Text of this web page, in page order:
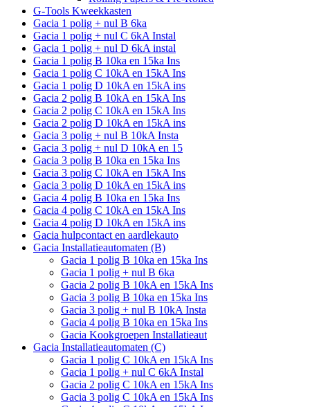
G-Tools Kweekkasten
Gacia 1 polig + nul B 6ka
Gacia 1 polig + nul C 6kA Instal
Gacia 1 polig + nul D 6kA instal
Gacia 1 polig B 10ka en 15ka Ins
Gacia 1 polig C 10kA en 15kA Ins
Gacia 1 polig D 10kA en 15kA ins
Gacia 2 polig B 10kA en 15kA Ins
Gacia 2 polig C 10kA en 15kA Ins
Gacia 2 polig D 10kA en 15kA ins
Gacia 3 polig + nul B 10kA Insta
Gacia 3 polig + nul D 10kA en 15
Gacia 3 polig B 10ka en 15ka Ins
Gacia 3 polig C 10kA en 15kA Ins
Gacia 3 polig D 10kA en 15kA ins
Gacia 4 polig B 10ka en 15ka Ins
Gacia 4 polig C 10kA en 15kA Ins
Gacia 4 polig D 10kA en 15kA ins
Gacia hulpcontact en aardlekauto
Gacia Installatieautomaten (B)
Gacia 1 polig B 10ka en 15ka Ins
Gacia 1 polig + nul B 6ka
Gacia 2 polig B 10kA en 15kA Ins
Gacia 3 polig B 10ka en 15ka Ins
Gacia 3 polig + nul B 10kA Insta
Gacia 4 polig B 10ka en 15ka Ins
Gacia Kookgroepen Installatieaut
Gacia Installatieautomaten (C)
Gacia 1 polig C 10kA en 15kA Ins
Gacia 1 polig + nul C 6kA Instal
Gacia 2 polig C 10kA en 15kA Ins
Gacia 3 polig C 10kA en 15kA Ins